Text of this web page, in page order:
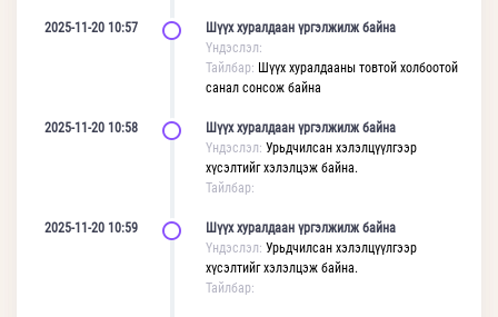
2025-11-20 10:57
Шүүх хуралдаан үргэлжилж байна
Үндэслэл:
Тайлбар: Шүүх хуралдааны товтой холбоотой
санал сонсож байна
2025-11-20 10:58
Шүүх хуралдаан үргэлжилж байна
Үндэслэл: Урьдчилсан хэлэлцүүлгээр
хүсэлтийг хэлэлцэж байна.
Тайлбар:
2025-11-20 10:59
Шүүх хуралдаан үргэлжилж байна
Үндэслэл: Урьдчилсан хэлэлцүүлгээр
хүсэлтийг хэлэлцэж байна.
Тайлбар: